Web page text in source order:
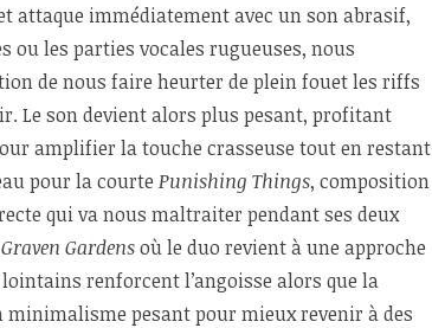
attaque immédiatement avec un son abrasif,
ou les parties vocales rugueuses, nous
de nous faire heurter de plein fouet les riffs
Le son devient alors plus pesant, profitant
amplifier la touche crasseuse tout en restant
pour la courte Punishing Things, composition
qui va nous maltraiter pendant ses deux
Graven Gardensoù le duo revient à une approche
renforcent l’angoisse alors que la
pesant pour mieux revenir à des